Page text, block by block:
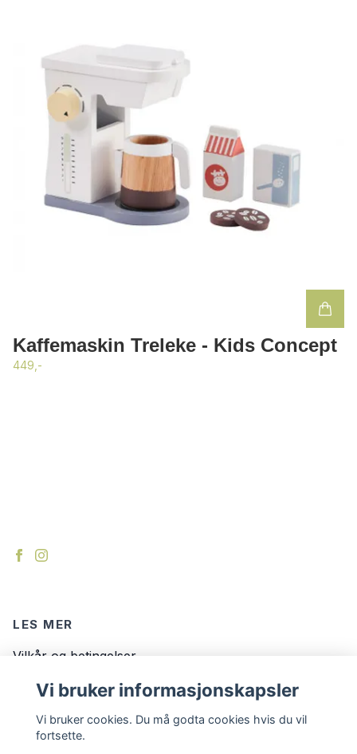
Kaffemaskin Treleke - Kids Concept
449,-
LES MER
Vilkår og betingelser
KontaktVi bruker informasjonskapsler
Vi bruker cookies. Du må godta cookies hvis du vil
fortsette.